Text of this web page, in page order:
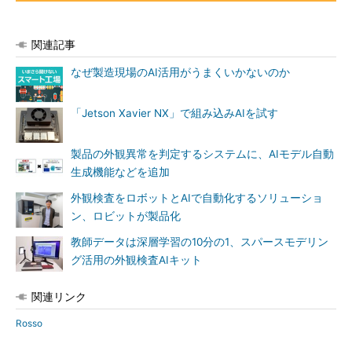
関連記事
なぜ製造現場のAI活用がうまくいかないのか
「Jetson Xavier NX」で組み込みAIを試す
製品の外観異常を判定するシステムに、AIモデル自動
生成機能などを追加
外観検査をロボットとAIで自動化するソリューショ
ン、ロビットが製品化
教師データは深層学習の10分の1、スパースモデリン
グ活用の外観検査AIキット
関連リンク
Rosso